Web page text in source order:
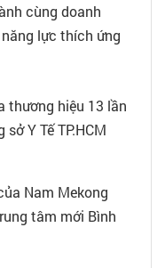
cùng doanh
lực thích ứng
thương hiệu 13 lần
Y Tế TP.HCM
Nam Mekong
tâm mới Bình